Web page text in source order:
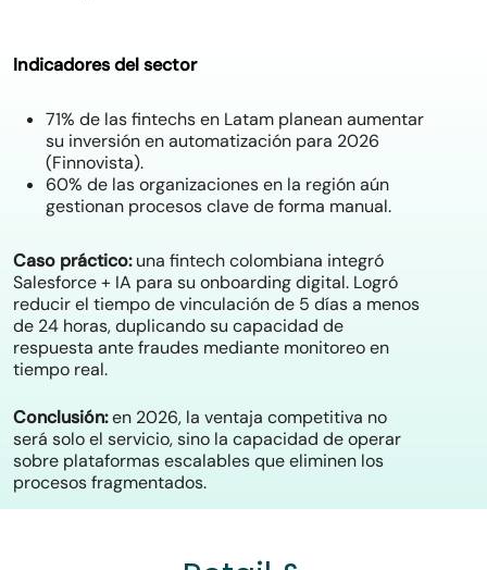
Indicadores del sector
71% de las fintechs en Latam planean aumentar
su inversión en automatización para 2026
(Finnovista).
60% de las organizaciones en la región aún
gestionan procesos clave de forma manual.
Caso práctico:una fintech colombiana integró
Salesforce + IA para su onboarding digital. Logró
reducir el tiempo de vinculación de 5 días a menos
de 24 horas, duplicando su capacidad de
respuesta ante fraudes mediante monitoreo en
tiempo real.
Conclusión:en 2026, la ventaja competitiva no
será solo el servicio, sino la capacidad de operar
sobre plataformas escalables que eliminen los
procesos fragmentados.